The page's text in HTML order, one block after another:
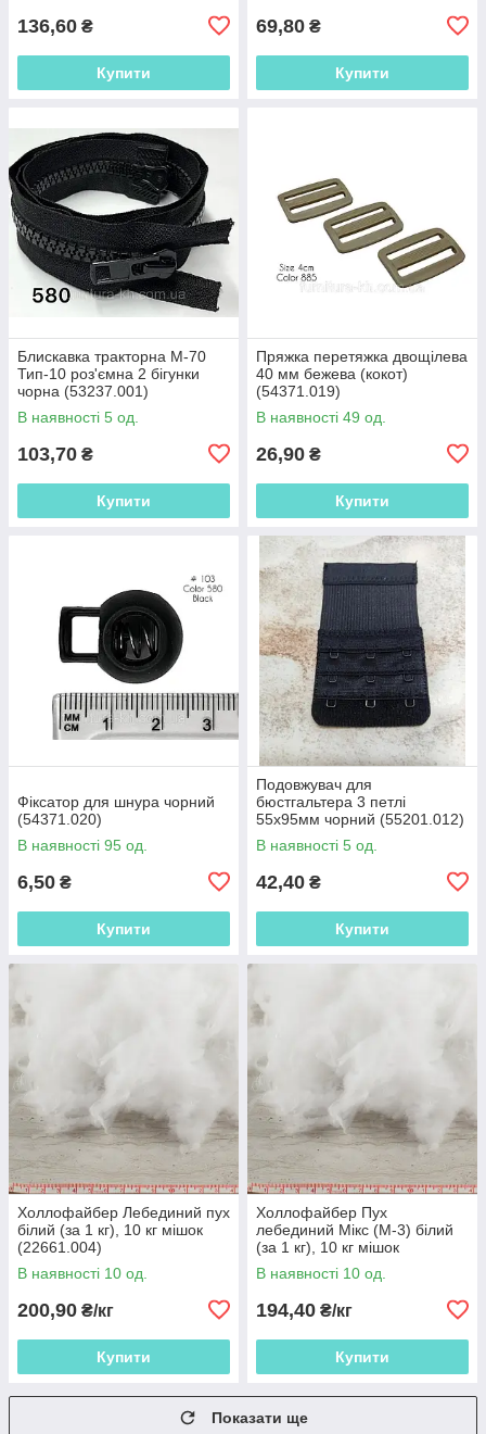
136,60 ₴
Купити
69,80 ₴
Купити
Блискавка тракторна М-70
Тип-10 роз'ємна 2 бігунки
чорна (53237.001)
В наявності 5 од.
103,70 ₴
Купити
Пряжка перетяжка двощілева
40 мм бежева (кокот)
(54371.019)
В наявності 49 од.
26,90 ₴
Купити
Фіксатор для шнура чорний
(54371.020)
В наявності 95 од.
6,50 ₴
Купити
Подовжувач для
бюстгальтера 3 петлі
55х95мм чорний (55201.012)
В наявності 5 од.
42,40 ₴
Купити
Холлофайбер Лебединий пух
білий (за 1 кг), 10 кг мішок
(22661.004)
В наявності 10 од.
200,90 ₴/кг
Купити
Холлофайбер Пух
лебединий Мікс (М-3) білий
(за 1 кг), 10 кг мішок
(22661.008)
В наявності 10 од.
194,40 ₴/кг
Купити
Показати ще